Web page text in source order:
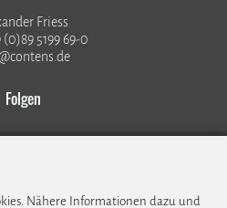
Friess
5199 69-0
Folgen
Nähere Informationen dazu und